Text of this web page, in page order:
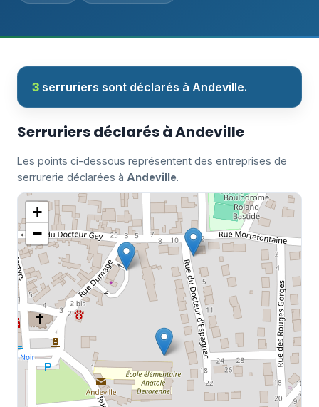
3 serruriers sont déclarés à Andeville.
Serruriers déclarés à Andeville
Les points ci-dessous représentent des entreprises de
serrurerie déclarées à Andeville.
+
−